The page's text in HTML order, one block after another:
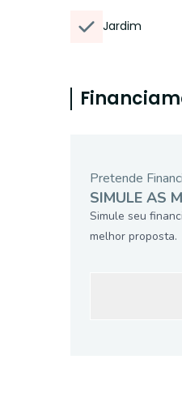
Jardim
Pretende
SIMULE AS
Simule seu
melhor proposta.